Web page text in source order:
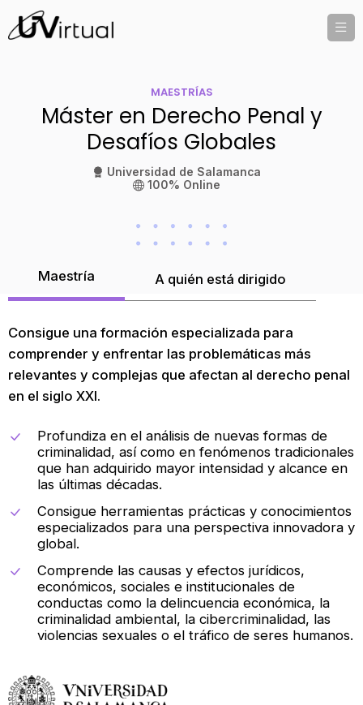
MAESTRÍAS
Máster en Derecho Penal y
Desafíos Globales
Universidad de Salamanca
100% Online
Maestría A quién está dirigido
Consigue una formación especializada para
comprender y enfrentar las problemáticas más
relevantes y complejas que afectan al derecho penal
en el siglo XXI.
Profundiza en el análisis de nuevas formas de
criminalidad, así como en fenómenos tradicionales
que han adquirido mayor intensidad y alcance en
las últimas décadas.
Consigue herramientas prácticas y conocimientos
especializados para una perspectiva innovadora y
global.
Comprende las causas y efectos jurídicos,
económicos, sociales e institucionales de
conductas como la delincuencia económica, la
criminalidad ambiental, la cibercriminalidad, las
violencias sexuales o el tráfico de seres humanos.